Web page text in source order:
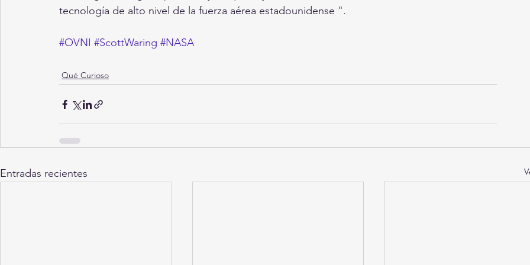
tecnología de alto nivel de la fuerza aérea estadounidense ".
#OVNI #ScottWaring #NASA
Qué Curioso
Entradas recientes